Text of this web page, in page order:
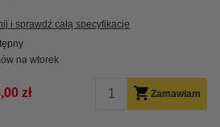
i sprawdź całą specyfikacje
na wtorek
zł Zamawiam